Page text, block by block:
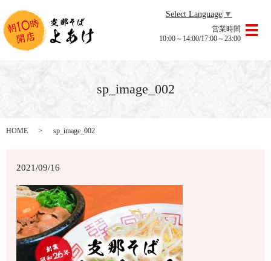
メ
営業時間
10:00～14:00/17:00～23:00
Select Language ▼
sp_image_002
HOME sp_image_002
2021/09/16